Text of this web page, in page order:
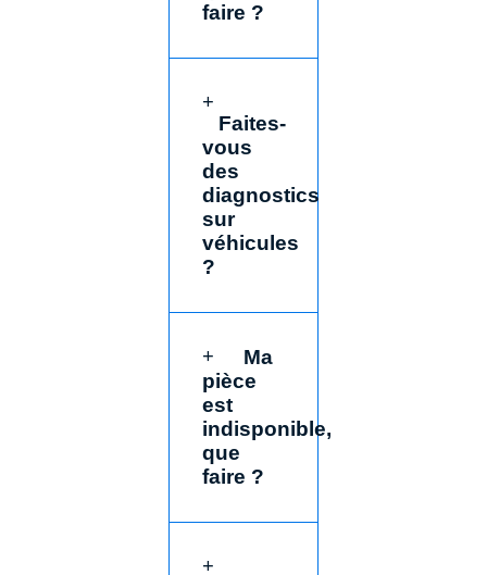
faire ?
Faites-
vous
des
diagnostics
sur
véhicules
?
Ma
pièce
est
indisponible,
que
faire ?